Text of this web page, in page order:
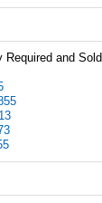
Required and Sold